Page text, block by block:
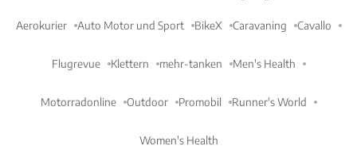
Aerokurier Auto Motor und Sport BikeX Caravaning Cavallo
Flugrevue Klettern mehr-tanken Men's Health
Motorradonline Outdoor Promobil Runner's World
Women's Health